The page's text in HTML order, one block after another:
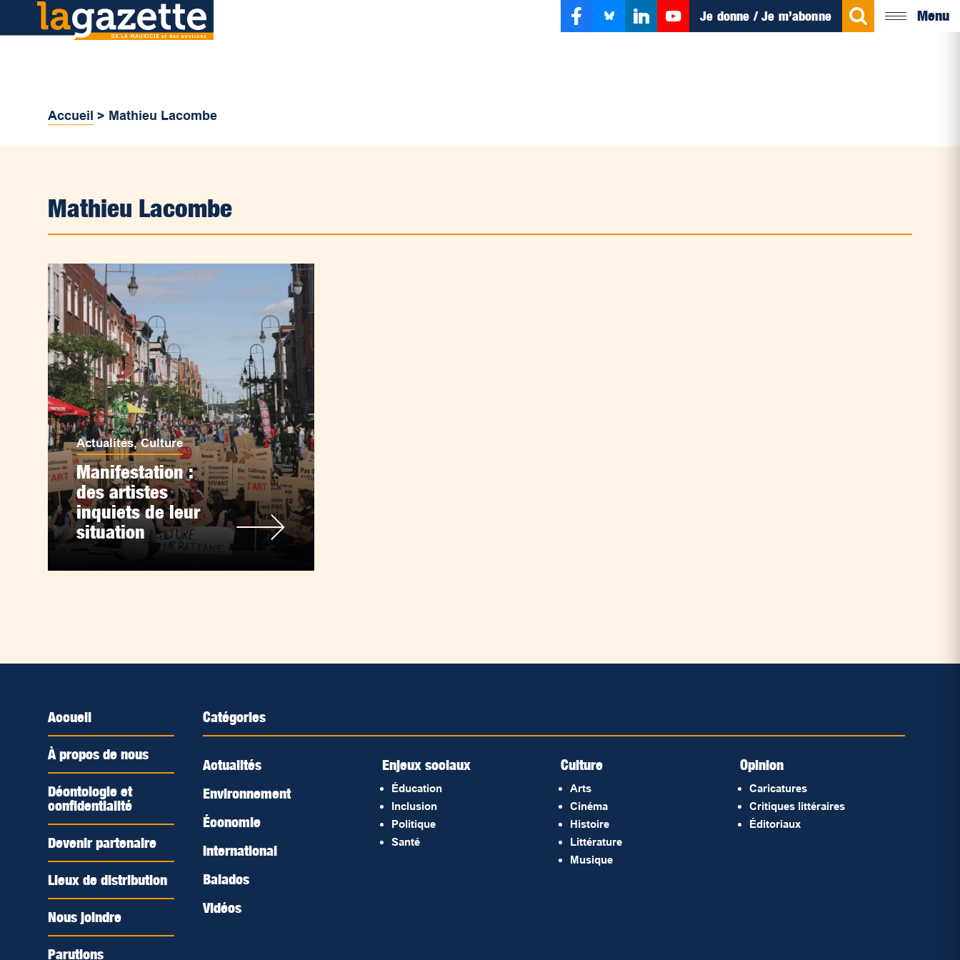
Je donne / Je m’abonne Menu
Accueil > Mathieu Lacombe
Mathieu Lacombe
Actualités,Culture
Manifestation :
des artistes
inquiets de leur
situation
Accueil
À propos de nous
Déontologie et
confidentialité
Devenir partenaire
Lieux de distribution
Nous joindre
Parutions
Catégories
Actualités
Environnement
Économie
International
Balados
Vidéos
Enjeux sociaux
Éducation
Inclusion
Politique
Santé
Culture
Arts
Cinéma
Histoire
Littérature
Musique
Opinion
Caricatures
Critiques littéraires
Éditoriaux